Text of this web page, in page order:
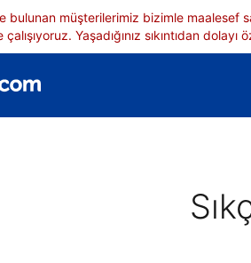
bulunan müşterilerimiz bizimle maalesef
Yaşadığınız sıkıntıdan